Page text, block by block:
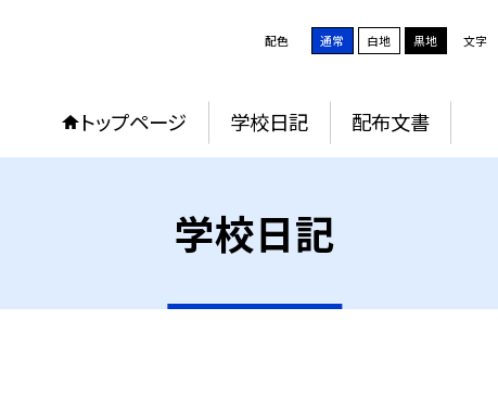
配色 通常 白地 黒地 文字
トップページ 学校日記 配布文書
学校日記